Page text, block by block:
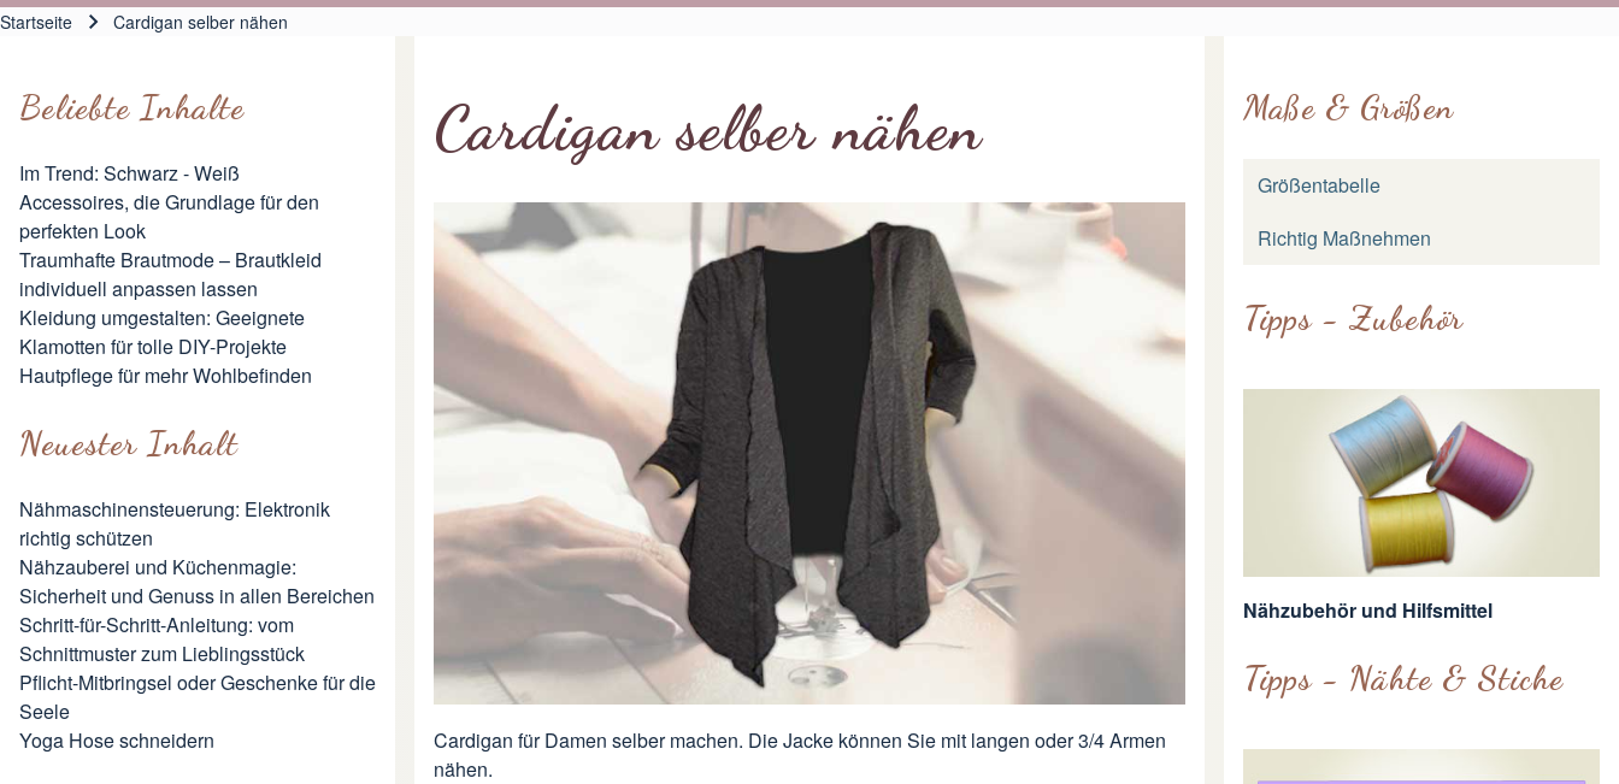
Startseite Cardigan selber nähen
Beliebte Inhalte
Im Trend: Schwarz - Weiß
Accessoires, die Grundlage für den
perfekten Look
Traumhafte Brautmode – Brautkleid
individuell anpassen lassen
Kleidung umgestalten: Geeignete
Klamotten für tolle DIY-Projekte
Hautpflege für mehr Wohlbefinden
Neuester Inhalt
Nähmaschinensteuerung: Elektronik
richtig schützen
Nähzauberei und Küchenmagie:
Sicherheit und Genuss in allen Bereichen
Schritt-für-Schritt-Anleitung: vom
Schnittmuster zum Lieblingsstück
Pflicht-Mitbringsel oder Geschenke für die
Seele
Yoga Hose schneidern
Cardigan selber nähen
Cardigan für Damen selber machen. Die Jacke können Sie mit langen oder 3/4 Armen
nähen.
Maße & Größen
Größentabelle
Richtig Maßnehmen
Tipps - Zubehör
Nähzubehör und Hilfsmittel
Tipps - Nähte & Stiche